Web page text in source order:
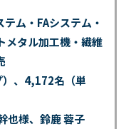
ム・FAシステム・
メタル加工機・繊維
、4,172名（単
也様、鈴鹿 蓉子